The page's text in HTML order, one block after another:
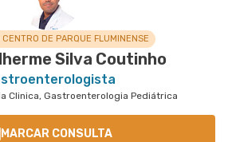
CENTRO DE PARQUE FLUMINENSE
Silva Coutinho
Clinica, Gastroenterologia Pediátrica
MARCAR CONSULTA